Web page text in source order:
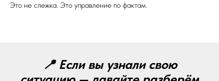
Это не слежка. Это управление по фактам.
📍 Если вы узнали свою